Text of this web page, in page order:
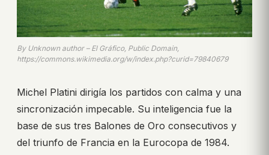
By Unknown author – El Gráfico, Public Domain,
https://commons.wikimedia.org/w/index.php?curid=79840679
Michel Platini dirigía los partidos con calma y una
sincronización impecable. Su inteligencia fue la
base de sus tres Balones de Oro consecutivos y
del triunfo de Francia en la Eurocopa de 1984.